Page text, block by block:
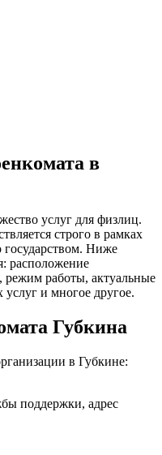
в
услуг для физлиц.
строго в рамках
Ниже
расположение
работы, актуальные
и многое другое.
Губкина
в Губкине:
поддержки, адрес